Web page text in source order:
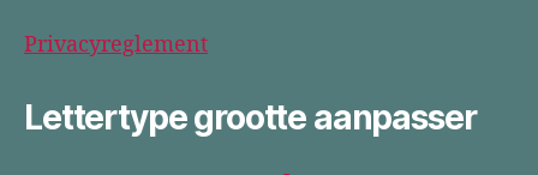
Privacyreglement
Lettertype grootte aanpasser